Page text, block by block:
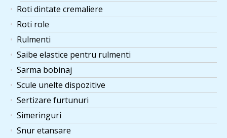
Roti dintate cremaliere
Roti role
Rulmenti
Saibe elastice pentru rulmenti
Sarma bobinaj
Scule unelte dispozitive
Sertizare furtunuri
Simeringuri
Snur etansare